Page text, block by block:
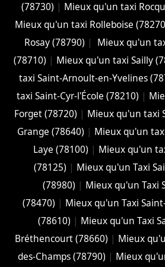
(78730) | Mieux qu'un taxi
Mieux qu'un taxi Rolleboise
Rosay (78790) |
Mieux qu'un
(78710) | Mieux qu'un taxi Sailly
taxi Saint-Arnoult-en-Yvelines
taxi Saint-Cyr-l'École (78210) |
Forget (78720) | Mieux qu'un taxi
Grange (78640) | Mieux qu'un
Laye (78100) | Mieux qu'un
(78125) | Mieux qu'un Taxi
(78980) | Mieux qu'un Taxi
(78470) | Mieux qu'un Taxi
(78610) | Mieux qu'un Taxi
Bréthencourt (78660) | Mieux
des-Champs (78790) | Mieux